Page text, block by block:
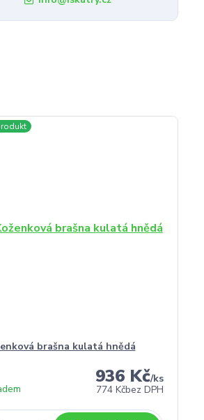
brašna kulatá hnědá
936 Kč/ks
774 Kčbez DPH